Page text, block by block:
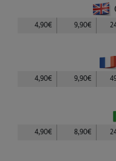
4,90€ 9,90€
4,90€ 9,90€
4,90€ 8,90€